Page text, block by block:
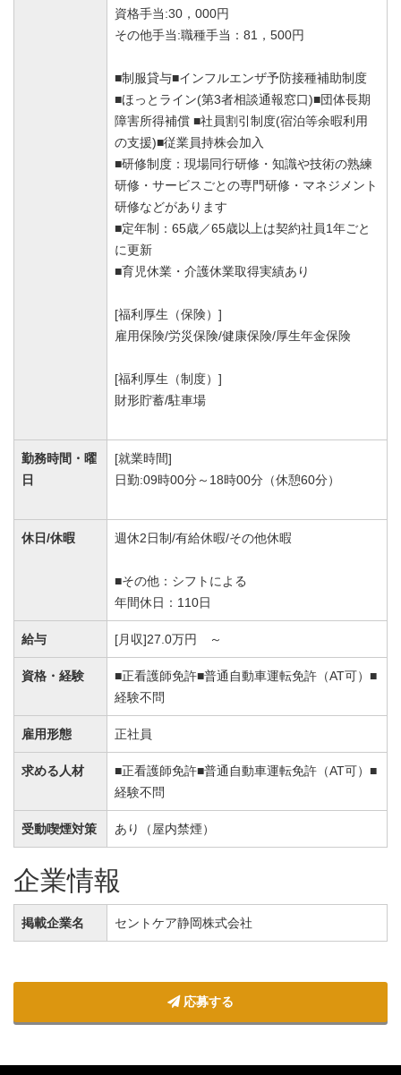
資格手当:30，000円
その他手当:職種手当：81，500円
■制服貸与■インフルエンザ予防接種補助制度
■ほっとライン(第3者相談通報窓口)■団体長期
障害所得補償 ■社員割引制度(宿泊等余暇利用
の支援)■従業員持株会加入
■研修制度：現場同行研修・知識や技術の熟練
研修・サービスごとの専門研修・マネジメント
研修などがあります
■定年制：65歳／65歳以上は契約社員1年ごと
に更新
■育児休業・介護休業取得実績あり
[福利厚生（保険）]
雇用保険/労災保険/健康保険/厚生年金保険
[福利厚生（制度）]
財形貯蓄/駐車場
勤務時間・曜
日
[就業時間]
日勤:09時00分～18時00分（休憩60分）
休日/休暇 週休2日制/有給休暇/その他休暇
■その他：シフトによる
年間休日：110日
給与 [月収]27.0万円 ～
資格・経験
■正看護師免許■普通自動車運転免許（AT可）■
経験不問
雇用形態 正社員
求める人材
■正看護師免許■普通自動車運転免許（AT可）■
経験不問
受動喫煙対策 あり（屋内禁煙）
企業情報
掲載企業名 セントケア静岡株式会社
応募する